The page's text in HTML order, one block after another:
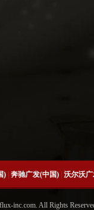
) 奔驰广发(中国) 沃尔沃
inc.com. All Rights